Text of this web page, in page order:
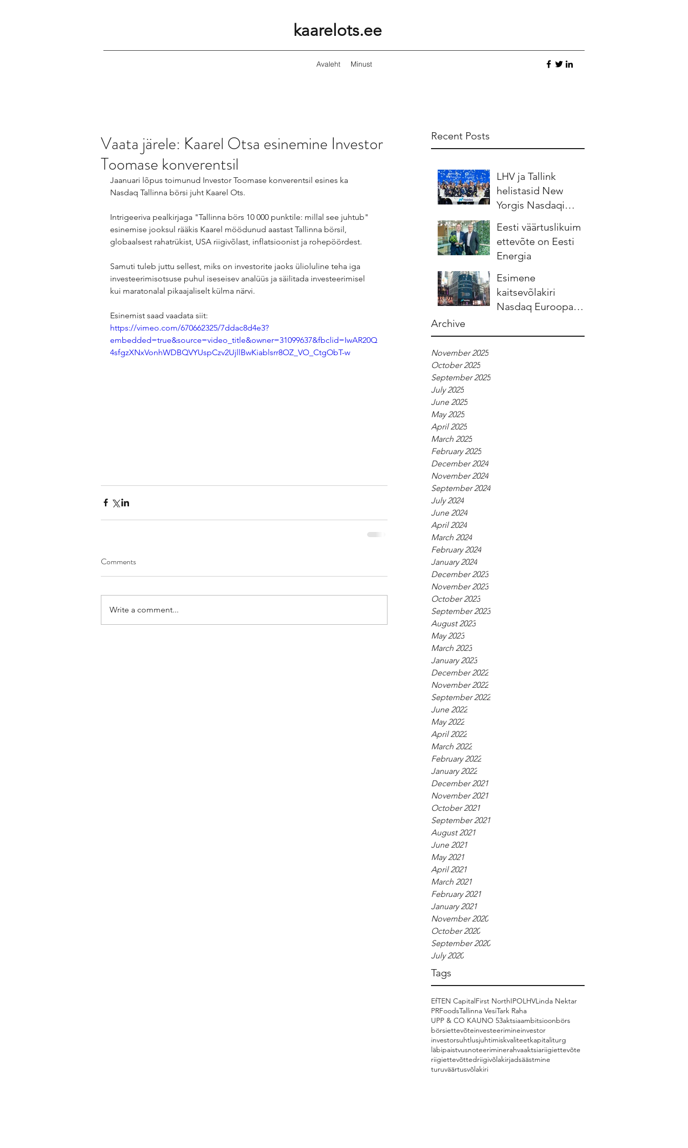
kaarelots.ee
Avaleht Minust
Recent Posts
LHV ja Tallink
helistasid New
Yorgis Nasdaqi
Eesti väärtuslikuim
ettevõte on Eesti
Energia
Esimene
kaitsevõlakiri
Nasdaq Euroopa
Leedust
Archive
November 2025
October 2025
September 2025
July 2025
June 2025
May 2025
April 2025
March 2025
February 2025
December 2024
November 2024
September 2024
July 2024
June 2024
April 2024
March 2024
February 2024
January 2024
December 2023
November 2023
October 2023
September 2023
August 2023
May 2023
March 2023
January 2023
December 2022
November 2022
September 2022
June 2022
May 2022
April 2022
March 2022
February 2022
January 2022
December 2021
November 2021
October 2021
September 2021
August 2021
June 2021
May 2021
April 2021
March 2021
February 2021
January 2021
November 2020
October 2020
September 2020
July 2020
Tags
EfTEN CapitalFirst NorthIPOLHVLinda Nektar
PRFoodsTallinna VesiTark Raha
UPP & CO KAUNO 53aktsiaambitsioonbörs
börsiettevõteinvesteerimineinvestor
investorsuhtlusjuhtimiskvaliteetkapitaliturg
läbipaistvusnoteeriminerahvaaktsiariigiettevõte
riigiettevõttedriigivõlakirjadsäästmine
turuväärtusvõlakiri
Vaata järele: Kaarel Otsa esinemine Investor
Toomase konverentsil
Jaanuari lõpus toimunud Investor Toomase konverentsil esines ka
Nasdaq Tallinna börsi juht Kaarel Ots.
Intrigeeriva pealkirjaga "Tallinna börs 10 000 punktile: millal see juhtub"
esinemise jooksul rääkis Kaarel möödunud aastast Tallinna börsil,
globaalsest rahatrükist, USA riigivõlast, inflatsioonist ja rohepöördest.
Samuti tuleb juttu sellest, miks on investorite jaoks ülioluline teha iga
investeerimisotsuse puhul iseseisev analüüs ja säilitada investeerimisel
kui maratonalal pikaajaliselt külma närvi.
Esinemist saad vaadata siit:
https://vimeo.com/670662325/7ddac8d4e3?
embedded=true&source=video_title&owner=31099637&fbclid=IwAR20Q
4sfgzXNxVonhWDBQVYUspCzv2UjllBwKiablsrr8OZ_VO_CtgObT-w
Comments
Write a comment...